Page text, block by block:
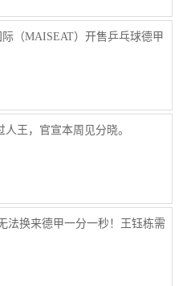
（MAISEAT）开售乒乓球德甲
王，官宣本周见分晓。
法换来德甲一分一秒！王钰栋需